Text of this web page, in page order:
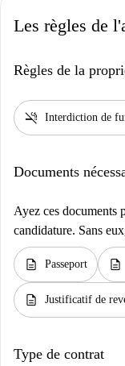
Les règles de
Règles de la
smoke_free Interdiction de
Documents
Ayez ces documents
candidature. Sans
description Passeport description
description Justificatif de
Type de contrat